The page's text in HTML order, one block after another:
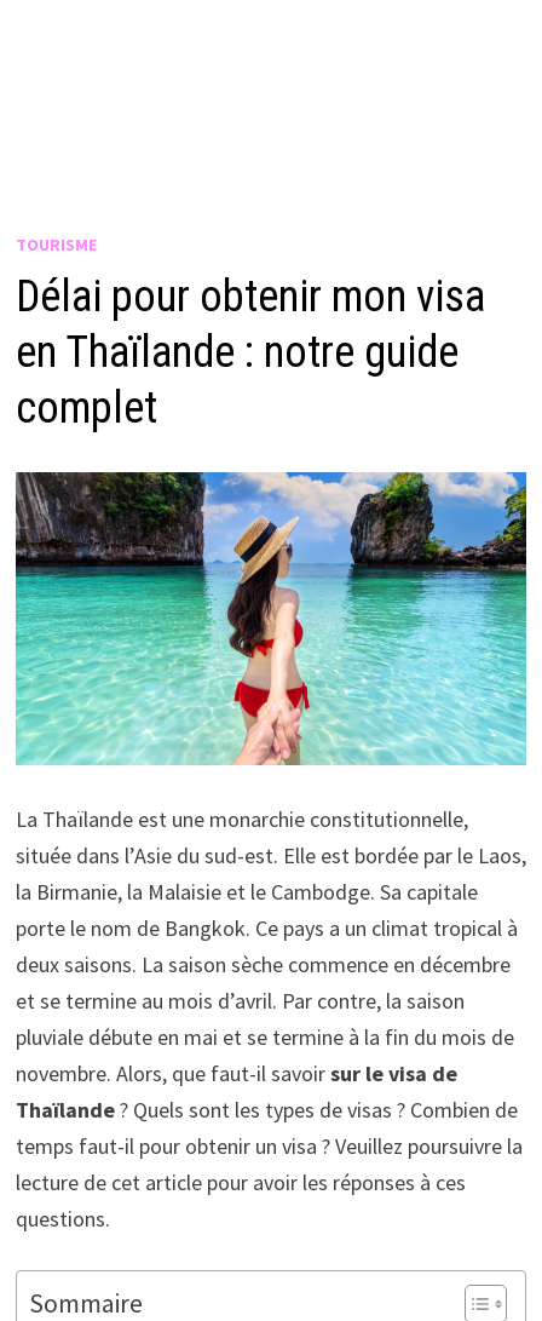
TOURISME
Délai pour obtenir mon visa
en Thaïlande : notre guide
complet
La Thaïlande est une monarchie constitutionnelle,
située dans l’Asie du sud-est. Elle est bordée par le Laos,
la Birmanie, la Malaisie et le Cambodge. Sa capitale
porte le nom de Bangkok. Ce pays a un climat tropical à
deux saisons. La saison sèche commence en décembre
et se termine au mois d’avril. Par contre, la saison
pluviale débute en mai et se termine à la fin du mois de
novembre. Alors, que faut-il savoirsur le visa de
Thaïlande? Quels sont les types de visas ? Combien de
temps faut-il pour obtenir un visa ? Veuillez poursuivre la
lecture de cet article pour avoir les réponses à ces
questions.
Sommaire